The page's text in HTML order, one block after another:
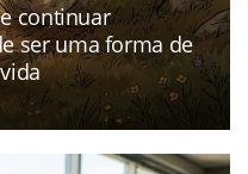
continuar
ser uma forma de